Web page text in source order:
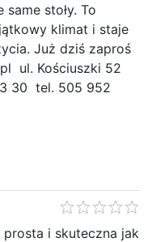
stoły. To
klimat i staje
Już dziś zaproś
ul. Kościuszki 52
30 tel. 505 952
i skuteczna jak